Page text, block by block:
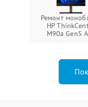
Ремонт
HP
M90a Gen5